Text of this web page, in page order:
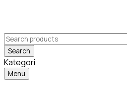
Search
Kategori
Menu